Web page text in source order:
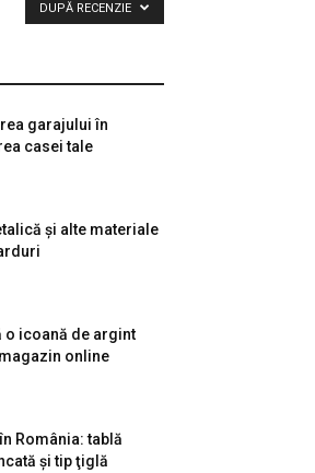
DUPĂ RECENZIE
garajului în
casei tale
şi alte materiale
o icoană de argint
online
România: tablă
şi tip ţiglă